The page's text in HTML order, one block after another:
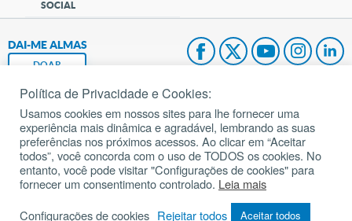
SOCIAL
DAI-ME ALMAS
DOAR
Fundação João Paulo II
Pedido de Oração
Mapa do site
Política de Privacidade e Cookies:
Usamos cookies em nossos sites para lhe fornecer uma
experiência mais dinâmica e agradável, lembrando as suas
preferências nos próximos acessos. Ao clicar em “Aceitar
todos”, você concorda com o uso de TODOS os cookies. No
entanto, você pode visitar "Configurações de cookies" para
fornecer um consentimento controlado. Leia mais
Configurações de cookies Rejeitar todos Aceitar todos